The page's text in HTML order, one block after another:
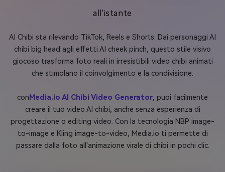
all'istante
AI Chibi sta rilevando TikTok, Reels e Shorts. Dai personaggi AI
chibi big head agli effetti AI cheek pinch, questo stile visivo
giocoso trasforma foto reali in irresistibili video chibi animati
che stimolano il coinvolgimento e la condivisione.
con Media.io AI Chibi Video Generator, puoi facilmente
creare il tuo video AI chibi, anche senza esperienza di
progettazione o editing video. Con la tecnologia NBP image-
to-image e Kling image-to-video, Media.io ti permette di
passare dalla foto all'animazione virale di chibi in pochi clic.